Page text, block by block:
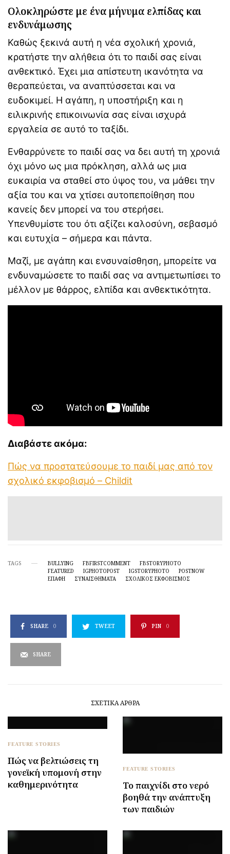
Ολοκληρώστε με ένα μήνυμα ελπίδας και
ενδυνάμωσης
Καθώς ξεκινά αυτή η νέα σχολική χρονιά,
κρατήστε την αλήθεια ότι το παιδί σας είναι
ανθεκτικό. Έχει μια απίστευτη ικανότητα να
θεραπεύεται, να αναπτύσσεται και να
ευδοκιμεί. Η αγάπη, η υποστήριξη και η
ειλικρινής επικοινωνία σας είναι ισχυρά
εργαλεία σε αυτό το ταξίδι.
Ενθαρρύνετε το παιδί σας να δει αυτή τη χρονιά
όχι μόνο ως μια πρόκληση, αλλά ως μια
ευκαιρία να σταθεί στο ύψος του, να μάθει την
αξία του και να χτίσει αυτοπεποίθηση που
κανείς δεν μπορεί να του στερήσει.
Υπενθυμίστε του ότι αξίζει καλοσύνη, σεβασμό
και ευτυχία – σήμερα και πάντα.
Μαζί, με αγάπη και ενσυναίσθηση, μπορείτε να
ενδυναμώσετε το παιδί σας να αντιμετωπίσει το
μέλλον με θάρρος, ελπίδα και ανθεκτικότητα.
Διαβάστε ακόμα:
Πώς να προστατεύσουμε το παιδί μας από τον
σχολικό εκφοβισμό – Childit
TAGS BULLYING FBFIRSTCOMMENT
FBSTORYPHOTO
FEATURED
IGPHOTOPOST IGSTORYPHOTO
POSTNOW
ΕΠΑΦΗ
ΣΥΝΑΙΣΘΗΜΑΤΑ ΣΧΟΛΙΚΌΣ ΕΚΦΟΒΙΣΜΌΣ
SHARE 0 TWEET PIN 0
SHARE
ΣΧΕΤΙΚΆ ΆΡΘΡΑ
FEATURE STORIES
Πώς να βελτιώσεις τη
γονεϊκή υπομονή στην
καθημερινότητα
FEATURE STORIES
Το παιχνίδι στο νερό
βοηθά την ανάπτυξη
των παιδιών